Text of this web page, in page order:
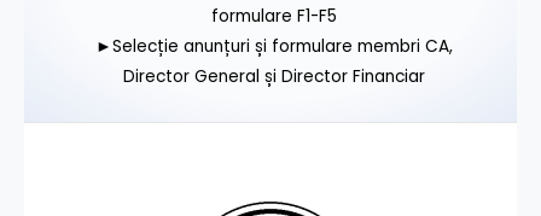
formulare F1-F5
►Selecție anunțuri și formulare membri CA,
Director General și Director Financiar